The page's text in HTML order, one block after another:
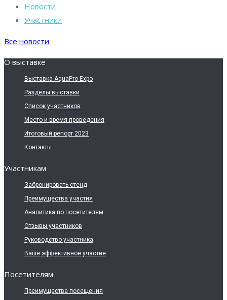
Новости
Участники
Все новости
О выставке
Выставка AquaPro Expo
Разделы выставки
Список участников
Место и время проведения
Итоговый репорт 2023
Контакты
Участникам
Забронировать стенд
Преимущества участия
Аналитика по посетителям
Отзывы участников
Руководство участника
Ваше эффективное участие
Посетителям
Преимущества посещения